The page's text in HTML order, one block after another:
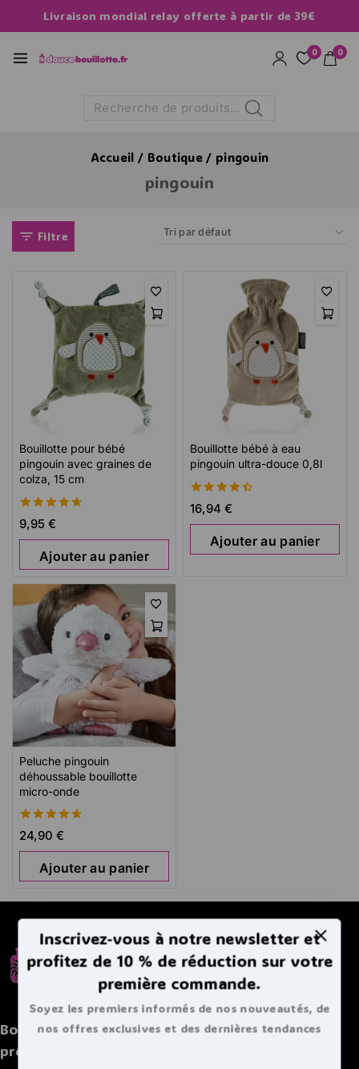
Livraison mondial relay offerte à partir de 39€
0 0
Recherche
Accueil / Boutique / pingouin
pingouin
Filtre
Bouillotte pour bébé
pingouin avec graines de
colza, 15 cm
4.73
de 5
9,95 €
Ajouter au panier
Bouillotte bébé à eau
pingouin ultra-douce 0,8l
4.49
de 5
16,94 €
Ajouter au panier
Peluche pingouin
déhoussable bouillotte
micro-onde
4.67
de 5
24,90 €
Ajouter au panier
Boutique spécialisée de bouillottes et autres
produits chaleureux
Inscrivez-vous à notre newsletter et
profitez de 10 % de réduction sur votre
première commande.
Soyez les premiers informés de nos nouveautés, de
nos offres exclusives et des dernières tendances